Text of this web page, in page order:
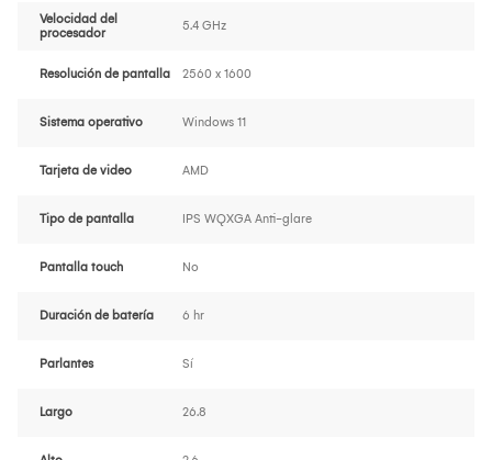
Velocidad del
procesador
5.4 GHz
Resolución de pantalla 2560 x 1600
Sistema operativo Windows 11
Tarjeta de video AMD
Tipo de pantalla IPS WQXGA Anti-glare
Pantalla touch No
Duración de batería 6 hr
Parlantes Sí
Largo 26.8